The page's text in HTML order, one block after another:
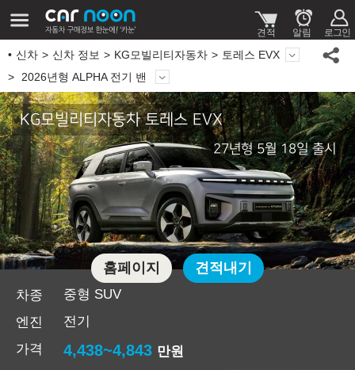
신차 신차 정보 KG모빌리티자동차
토레스 EVX
2026년형 ALPHA 전기 밴
KG모빌리티자동차 토레스 EVX
27년형 5월 18일 출시
차종
중형 SUV
엔진
전기
가격
4,438~4,843 만원
홈페이지 견적내기